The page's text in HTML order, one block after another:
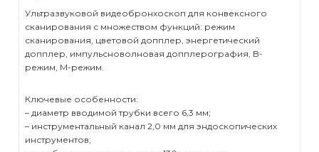
Ультразвуковой видеобронхоскоп для конвексного
сканирования с множеством функций: режим
сканирования, цветовой допплер, энергетический
допплер, импульсноволновая допплерография, B-
режим, M-режим.
Ключевые особенности:
– диаметр вводимой трубки всего 6,3 мм;
– инструментальный канал 2,0 мм для эндоскопических
инструментов;